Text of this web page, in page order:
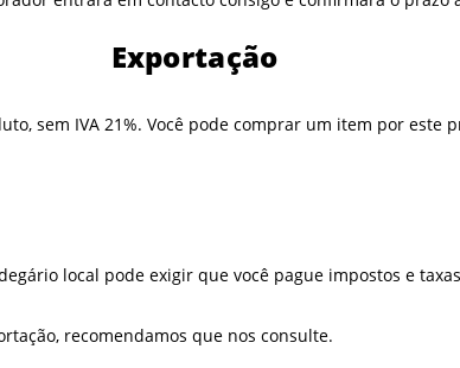
Exportação
sem IVA 21%. Você pode comprar um item por este
local pode exigir que você pague impostos e
recomendamos que nos consulte.